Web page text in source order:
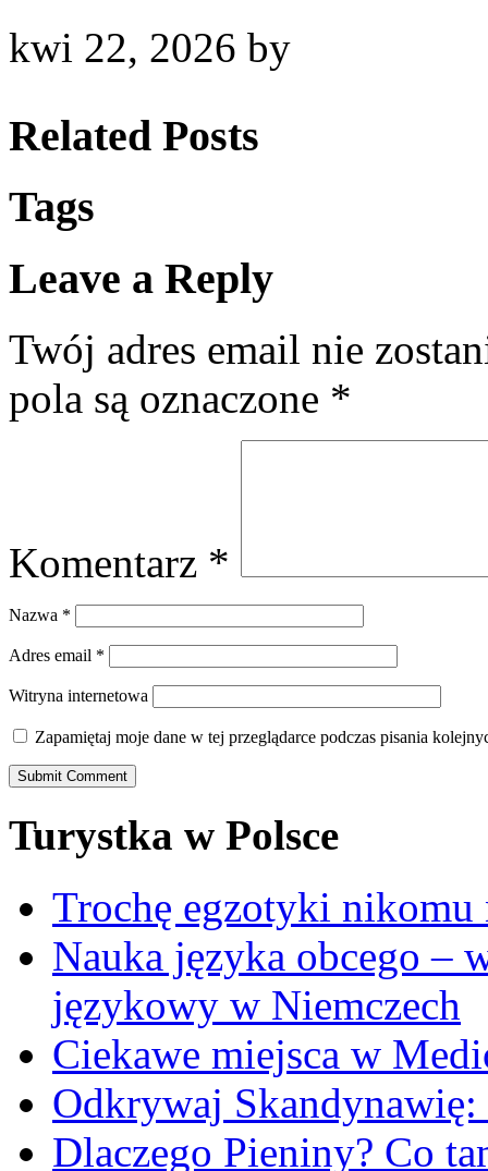
kwi 22, 2026 by
Related Posts
Tags
Leave a Reply
Twój adres email nie
pola są oznaczone *
Komentarz *
Nazwa *
Adres email *
Witryna internetowa
Zapamiętaj moje dane w tej przeglądarce podczas pisania
Turystka w Polsce
Trochę egzotyki nikomu
Nauka języka obcego –
językowy w Niemczech
Ciekawe miejsca w
Odkrywaj
Dlaczego Pieniny? Co